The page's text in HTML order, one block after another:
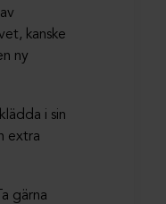
kanske
ny
i sin
extra
gärna